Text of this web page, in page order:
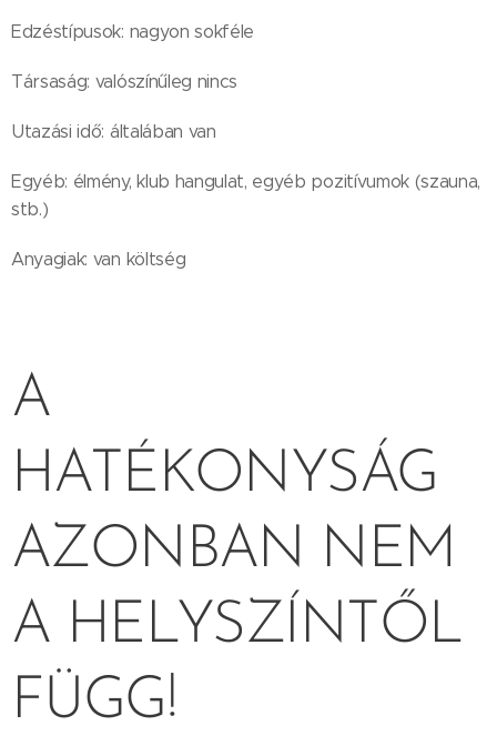
Edzéstípusok: nagyon sokféle
Társaság: valószínűleg nincs
Utazási idő: általában van
Egyéb: élmény, klub hangulat, egyéb pozitívumok (szauna,
stb.)
Anyagiak: van költség
A
HATÉKONYSÁG
AZONBAN NEM
A HELYSZÍNTŐL
FÜGG!